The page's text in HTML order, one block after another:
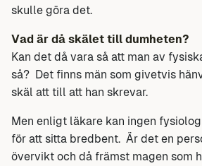
skulle göra det.
Vad är då skälet till dumheten?
Kan det då vara så att man av
så? Det finns män som givetvis
skäl att till att han skrevar.
Men enligt läkare kan ingen
för att sitta bredbent. Är det en
övervikt och då främst magen som